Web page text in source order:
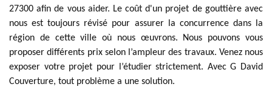
27300 afin de vous aider. Le coût d'un projet de gouttière avec
nous est toujours révisé pour assurer la concurrence dans la
région de cette ville où nous œuvrons. Nous pouvons vous
proposer différents prix selon l’ampleur des travaux. Venez nous
exposer votre projet pour l’étudier strictement. Avec G David
Couverture, tout problème a une solution.